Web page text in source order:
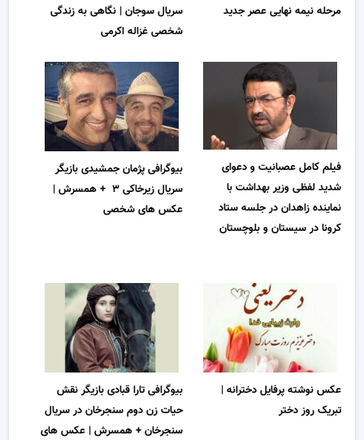
مرحله نیمه نهایی عصر جدید
سریال سوجان | نگاهی به زندگی
شخصی غزاله اکرمی
فیلم کامل عصبانیت و دعوای
شدید لفظی وزیر بهداشت با
نماینده زاهدان در جلسه ستاد
کرونا در سیستان و بلوچستان
بیوگرافی پژمان جمشیدی بازیگر
سریال زیرخاکی ۳ + همسرش |
عکس های شخصی
عکس نوشته پرفایل دخترانه |
تبریک روز دختر
بیوگرافی تارا قبادی بازیگر نقش
حیات زن دوم سنجرخان در سریال
سنجرخان + همسرش | عکس های